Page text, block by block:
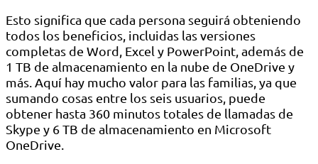
Esto significa que cada persona seguirá obteniendo
todos los beneficios, incluidas las versiones
completas de Word, Excel y PowerPoint, además de
1 TB de almacenamiento en la nube de OneDrive y
más. Aquí hay mucho valor para las familias, ya que
sumando cosas entre los seis usuarios, puede
obtener hasta 360 minutos totales de llamadas de
Skype y 6 TB de almacenamiento en Microsoft
OneDrive.